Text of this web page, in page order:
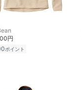
円
ポイント